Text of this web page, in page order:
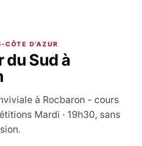
CÔTE D'AZUR
Sud à
à Rocbaron - cours
Mardi · 19h30, sans